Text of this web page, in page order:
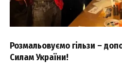
Розмальовуємо гільзи –
Силам України!